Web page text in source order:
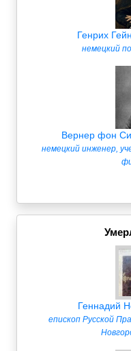
Генрих
немецкий
Вернер фон
немецкий инженер,
Геннадий
епископ Русской